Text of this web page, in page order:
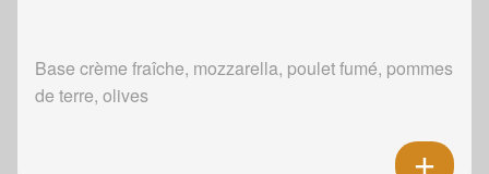
Base crème fraîche, mozzarella, poulet fumé, pommes
de terre, olives